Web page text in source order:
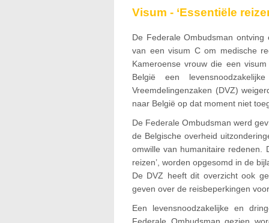
Visum - ‘Essentiële
De Federale Ombudsman
van een visum C om medische
Kameroense vrouw die een
België een
Vreemdelingenzaken (DVZ)
naar België op dat moment niet
De Federale Ombudsman werd
de Belgische overheid
omwille van humanitaire redenen.
reizen’, worden opgesomd in de
De DVZ heeft dit overzicht ook
geven over de reisbeperkingen
Een levensnoodzakelijke en
Federale Ombudsman gezien